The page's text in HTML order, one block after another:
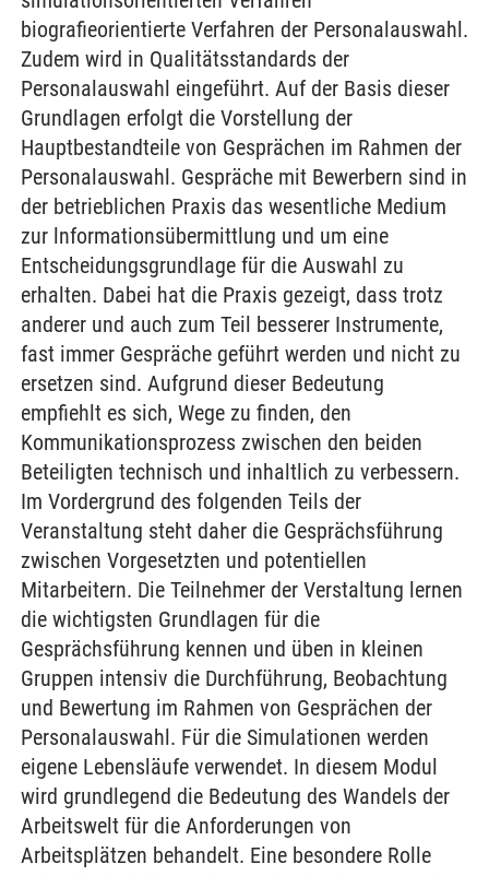
biografieorientierte Verfahren der Personalauswahl.
Zudem wird in Qualitätsstandards der
Personalauswahl eingeführt. Auf der Basis dieser
Grundlagen erfolgt die Vorstellung der
Hauptbestandteile von Gesprächen im Rahmen der
Personalauswahl. Gespräche mit Bewerbern sind in
der betrieblichen Praxis das wesentliche Medium
zur lnformationsübermittlung und um eine
Entscheidungsgrundlage für die Auswahl zu
erhalten. Dabei hat die Praxis gezeigt, dass trotz
anderer und auch zum Teil besserer Instrumente,
fast immer Gespräche geführt werden und nicht zu
ersetzen sind. Aufgrund dieser Bedeutung
empfiehlt es sich, Wege zu finden, den
Kommunikationsprozess zwischen den beiden
Beteiligten technisch und inhaltlich zu verbessern.
Im Vordergrund des folgenden Teils der
Veranstaltung steht daher die Gesprächsführung
zwischen Vorgesetzten und potentiellen
Mitarbeitern. Die Teilnehmer der Verstaltung lernen
die wichtigsten Grundlagen für die
Gesprächsführung kennen und üben in kleinen
Gruppen intensiv die Durchführung, Beobachtung
und Bewertung im Rahmen von Gesprächen der
Personalauswahl. Für die Simulationen werden
eigene Lebensläufe verwendet. In diesem Modul
wird grundlegend die Bedeutung des Wandels der
Arbeitswelt für die Anforderungen von
Arbeitsplätzen behandelt. Eine besondere Rolle